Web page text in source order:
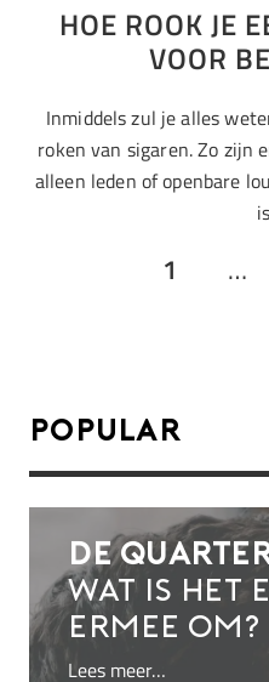
HOE ROOK JE
VOOR
Inmiddels zul je alles
roken van sigaren. Zo zijn
alleen leden of openbare
1 …
Popular
De
wat is het
ermee om?
Lees meer…